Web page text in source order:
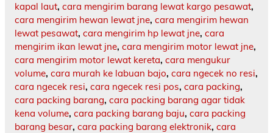
kapal laut, cara mengirim barang lewat kargo pesawat,
cara mengirim hewan lewat jne, cara mengirim hewan
lewat pesawat, cara mengirim hp lewat jne, cara
mengirim ikan lewat jne, cara mengirim motor lewat jne,
cara mengirim motor lewat kereta, cara mengukur
volume, cara murah ke labuan bajo, cara ngecek no resi,
cara ngecek resi, cara ngecek resi pos, cara packing,
cara packing barang, cara packing barang agar tidak
kena volume, cara packing barang baju, cara packing
barang besar, cara packing barang elektronik, cara